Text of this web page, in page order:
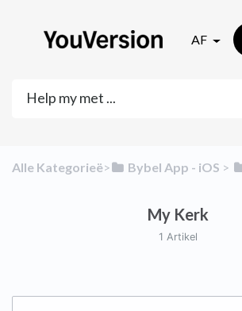
AF
Alle Kategorieë​>​ ​Bybel App - iOS ​ > ​
My Kerk
1 Artikel